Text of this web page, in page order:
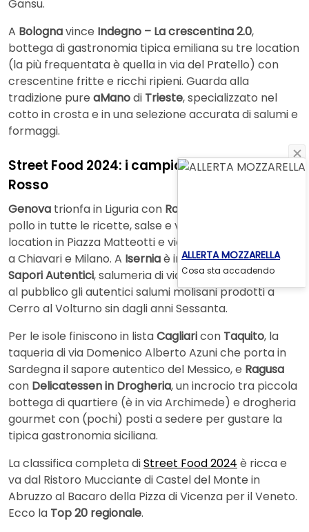
Gansu.
A Bolognavince Indegno – La crescentina 2.0,
bottega di gastronomia tipica emiliana su tre location
(la più frequentata è quella in via del Pratello) con
crescentine fritte e ricchi ripieni. Guarda alla
tradizione pure aManodi Trieste, specializzato nel
cotto in crosta e in una selezione accurata di salumi e
formaggi.
Street Food 2024: i campioni per Gambero
Rosso
Genova trionfa in Liguria con Rooster
pollo in tutte le ricette, salse e varianti, con doppia
location in Piazza Matteotti e via Fasella ed estensioni
a Chiavari e Milano. A Iserniaè imperdibileIallonardi
Sapori Autentici, salumeria di via Belvedere che offre
al pubblico gli autentici salumi molisani prodotti a
Cerro al Volturno sin dagli anni Sessanta.
Per le isole finiscono in listaCagliaricon Taquito, la
taqueria di via Domenico Alberto Azuni che porta in
Sardegna il sapore autentico del Messico, e Ragusa
con Delicatessen in Drogheria, un incrocio tra piccola
bottega di quartiere (è in via Archimede) e drogheria
gourmet con (pochi) posti a sedere per gustare la
tipica gastronomia siciliana.
La classifica completa diStreet Food 2024 è ricca e
va dal Ristoro Mucciante di Castel del Monte in
Abruzzo al Bacaro della Pizza di Vicenza per il Veneto.
Ecco la Top 20 regionale.
ALLERTA MOZZARELLA
Cosa sta accadendo